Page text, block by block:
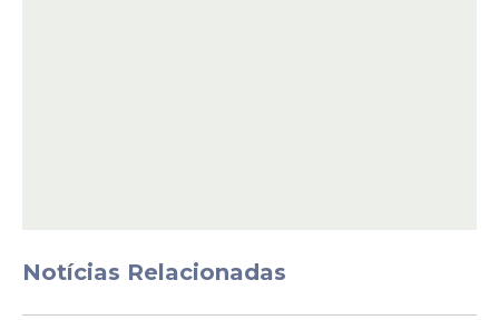
Notícias Relacionadas